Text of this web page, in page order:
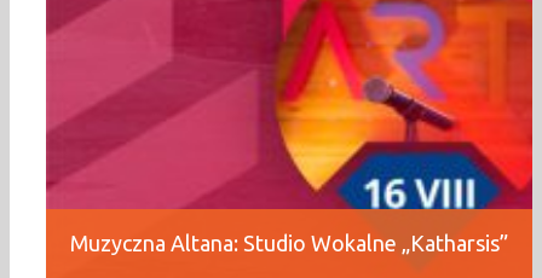
Muzyczna Altana: Studio Wokalne „Katharsis”